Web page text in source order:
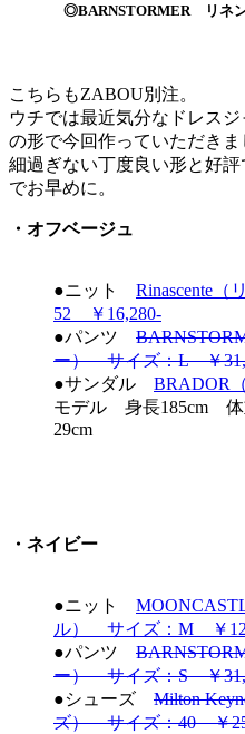
◎BARNSTORMER リネ
こちらもZABOU別注。
ウチでは最近気分なドレス
の形で今回作っていただきま
細過ぎない丁度良い形と好
でお早めに。
・オフベージュ
●ニット Rinascente
52 ￥16,280-
●パンツ
ー） サイズ：L ￥
●サンダル BRADOR
モデル 身長185cm
29cm
・ネイビー
●ニット
ル） サイズ：M ￥
●パンツ
ー） サイズ：S ￥
●シューズ Milton
ズ） サイズ：40 ￥